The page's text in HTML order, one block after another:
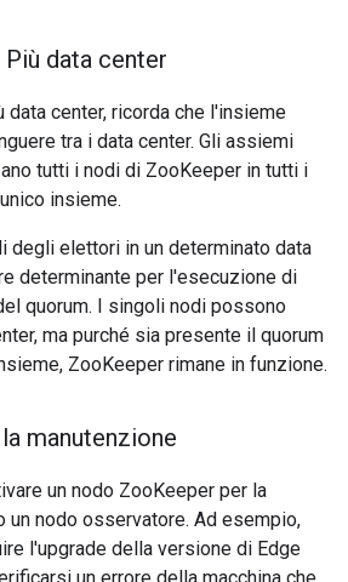
data center
data center, ricorda che l'insieme
tra i data center. Gli assiemi
tutti i nodi di ZooKeeper in tutti i
insieme.
degli elettori in un determinato data
determinante per l'esecuzione di
quorum. I singoli nodi possono
ma purché sia presente il quorum
ZooKeeper rimane in funzione.
manutenzione
un nodo ZooKeeper per la
un nodo osservatore. Ad esempio,
l'upgrade della versione di Edge